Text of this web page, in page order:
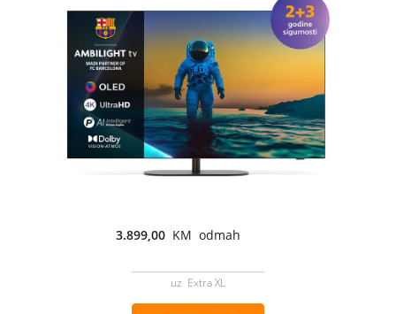
3.899,00 KM odmah
uz Extra XL